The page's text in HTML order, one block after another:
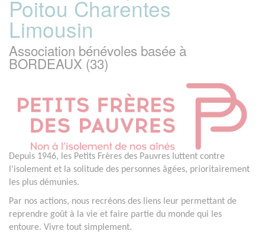
Poitou Charentes
Limousin
Association bénévoles basée à
BORDEAUX (33)
Depuis 1946, les Petits Frères des Pauvres luttent contre
l'isolement et la solitude des personnes âgées, prioritairement
les plus démunies.
Par nos actions, nous recréons des liens leur permettant de
reprendre goût à la vie et faire partie du monde qui les
entoure. Vivre tout simplement.